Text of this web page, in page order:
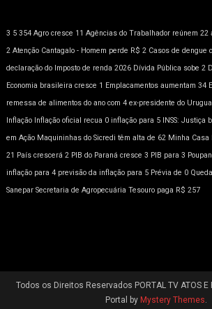
3 5 354 Agro cresce 11 Agências do Trabalhador reúnem 22
2 Atenção Cantagalo - Homem perde R$ 2 Casos de dengue
declaração do Imposto de renda 2026 Dívida Pública sobe 2
Economia brasileira cresce 1 Emplacamentos aumentam 34
remessa de alimentos do ano com 4 ex-presidente do
Inflação Inflação oficial recua 0 inflação para 5 INSS: Justiça
em Ação Maquininhas do Sicredi têm alta de 62 Minha Casa
21 País crescerá 2 PIB do Paraná cresce 3 PIB para 3
inflação para 4 previsão da inflação para 5 Prévia de 0
Sanepar Secretaria de Agropecuária Tesouro paga R$ 257
Todos os Direitos Reservados PORTAL TV ATOS E
Portal by Mystery Themes